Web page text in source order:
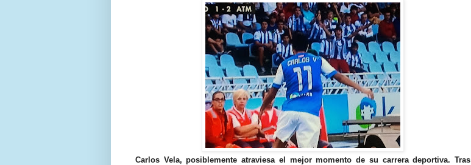
Carlos Vela, posiblemente atraviesa el mejor momento de su carrera deportiva. Tras